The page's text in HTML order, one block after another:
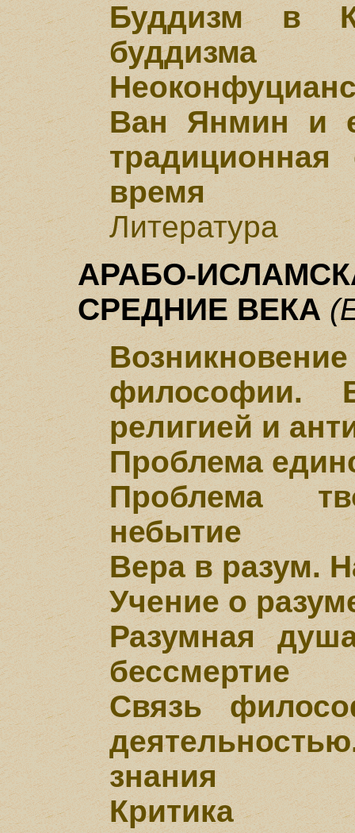
Буддизм в
буддизма
Ван Янмин и
время
Литература
АРАБО-
СРЕДНИЕ ВЕКА
философии.
религией и
Проблема
Проблема
небытие
Вера в разум.
Учение о
Разумная
бессмертие
Связь
знания
Критика